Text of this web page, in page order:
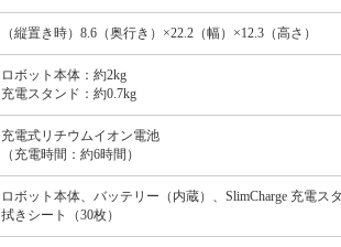
（縦置き時）8.6（奥行き）×22.2（幅）×12.3（高さ）
ロボット本体：約2kg
充電スタンド：約0.7kg
充電式リチウムイオン電池
（充電時間：約6時間）
ロボット本体、バッテリー（内蔵）、SlimCharge 充電
拭きシート（30枚）